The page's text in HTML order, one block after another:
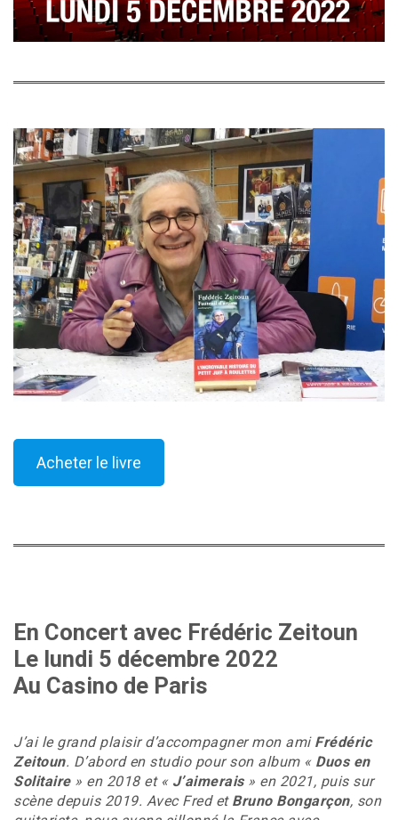
Acheter le livre
En Concert avec Frédéric Zeitoun
Le lundi 5 décembre 2022
Au Casino de Paris
J’ai le grand plaisir d’accompagner mon ami Frédéric
Zeitoun. D’abord en studio pour son album « Duos en
Solitaire» en 2018 et « J’aimerais» en 2021, puis sur
scène depuis 2019. Avec Fred et Bruno Bongarçon, son